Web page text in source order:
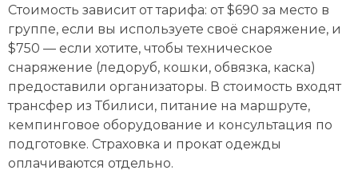
Стоимость зависит от тарифа: от $690 за место в
группе, если вы используете своё снаряжение, и
$750 — если хотите, чтобы техническое
снаряжение (ледоруб, кошки, обвязка, каска)
предоставили организаторы. В стоимость входят
трансфер из Тбилиси, питание на маршруте,
кемпинговое оборудование и консультация по
подготовке. Страховка и прокат одежды
оплачиваются отдельно.